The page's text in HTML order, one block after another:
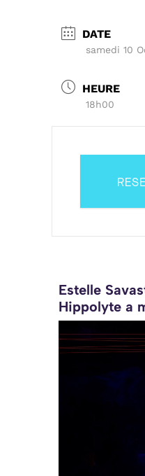
DATE
samedi 10
HEURE
18h00
Estelle
Hippolyte a